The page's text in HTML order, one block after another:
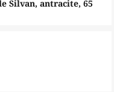
Silvan, antracite, 65